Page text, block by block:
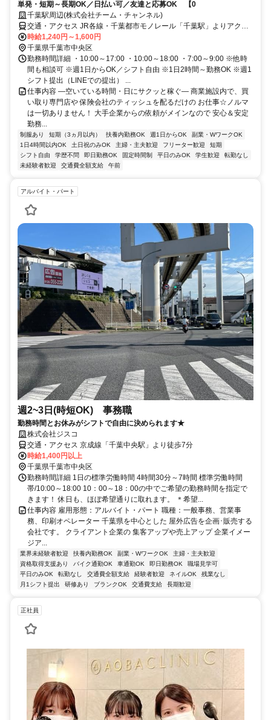
単発・短期～長期OK／日払い可／友達と応募OK 【0
千葉駅周辺(株式会社チーム・チャンネル)
交通・アクセス JR各線・千葉都市モノレール「千葉駅」よりアクセ
ス可／駅近5分以内 ※直行直帰OK
時給1,240円～1,600円
千葉県千葉市中央区
勤務時間詳細 ・10:00～17:00 ・10:00～18:00 ・7:00～9:00 ※他時
間も相談可 ※週1日からOK／シフト自由 ※1日2時間～勤務OK ※週1
シフト提出（LINEでの提出） ...
仕事内容 ―空いている時間・日にサクッと稼ぐ― 商業施設内で、買
い取り専門店や 保険会社のティッシュを配るだけの お仕事☆ノルマ
は一切ありません！ 大手企業からの依頼がメインなので 安心＆安定
勤務...
制服あり 短期（3ヵ月以内） 扶養内勤務OK 週1日からOK
副業・WワークOK
1日4時間以内OK
土日祝のみOK 主婦・主夫歓迎 フリーター歓迎
短期
シフト自由
学歴不問 即日勤務OK 固定時間制 平日のみOK 学生歓迎
転勤なし
未経験者歓迎
交通費全額支給 午前
アルバイト・パート
週2~3日(時短OK) 事務職
勤務時間とお休みがシフトで自由に決められます★
株式会社ジスコ
交通・アクセス 京成線「千葉中央駅」より徒歩7分
時給1,400円以上
千葉県千葉市中央区
勤務時間詳細 1日の標準労働時間 4時間30分～7時間 標準労働時間
帯/10:00～18:00 10：00～18：00の中でご希望の勤務時間を指定で
きます！ 休日も、ほぼ希望通りに取れます。 ＊希望...
仕事内容 雇用形態：アルバイト・パート 職種：一般事務、営業事
務、印刷オペレーター 千葉県を中心とした 屋外広告を企画･販売する
会社です。 クライアント企業の 集客アップや売上アップ 企業イメー
ジア...
業界未経験者歓迎 扶養内勤務OK 副業・WワークOK
主婦・主夫歓迎
資格取得支援あり
バイク通勤OK 車通勤OK 即日勤務OK
職場見学可
平日のみOK
転勤なし 交通費全額支給 経験者歓迎 ネイルOK
残業なし
月1シフト提出
研修あり ブランクOK 交通費支給 長期歓迎
正社員